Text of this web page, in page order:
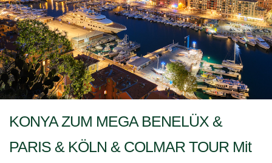
KONYA ZUM MEGA BENELÜX &
PARIS & KÖLN & COLMAR TOUR Mit